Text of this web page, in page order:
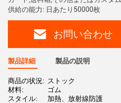
供給の能力: 日あたり50000枚
お問い合わせ
製品詳細 製品の説明
商品の状況: ストック
材料:
ゴム
スタイル:
加熱、放射線防護